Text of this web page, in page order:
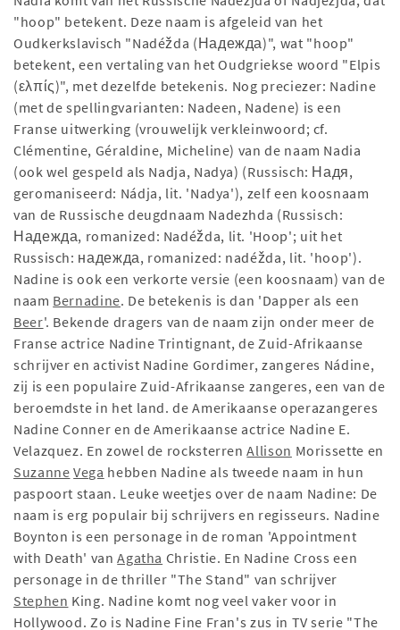
"hoop" betekent. Deze naam is afgeleid van het
Oudkerkslavisch "Nadéžda (Надежда)", wat "hoop"
betekent, een vertaling van het Oudgriekse woord "Elpis
(ελπίς)", met dezelfde betekenis. Nog preciezer: Nadine
(met de spellingvarianten: Nadeen, Nadene) is een
Franse uitwerking (vrouwelijk verkleinwoord; cf.
Clémentine, Géraldine, Micheline) van de naam Nadia
(ook wel gespeld als Nadja, Nadya) (Russisch: Надя,
geromaniseerd: Nádja, lit. 'Nadya'), zelf een koosnaam
van de Russische deugdnaam Nadezhda (Russisch:
Надежда, romanized: Nadéžda, lit. 'Hoop'; uit het
Russisch: надежда, romanized: nadéžda, lit. 'hoop').
Nadine is ook een verkorte versie (een koosnaam) van de
naam Bernadine. De betekenis is dan 'Dapper als een
Beer'. Bekende dragers van de naam zijn onder meer de
Franse actrice Nadine Trintignant, de Zuid-Afrikaanse
schrijver en activist Nadine Gordimer, zangeres Nádine,
zij is een populaire Zuid-Afrikaanse zangeres, een van de
beroemdste in het land. de Amerikaanse operazangeres
Nadine Conner en de Amerikaanse actrice Nadine E.
Velazquez. En zowel de rocksterrenAllison Morissette en
Suzanne Vega hebben Nadine als tweede naam in hun
paspoort staan. Leuke weetjes over de naam Nadine: De
naam is erg populair bij schrijvers en regisseurs. Nadine
Boynton is een personage in de roman 'Appointment
with Death' vanAgatha Christie. En Nadine Cross een
personage in de thriller "The Stand" van schrijver
Stephen King. Nadine komt nog veel vaker voor in
Hollywood. Zo is Nadine Fine Fran's zus in TV serie "The